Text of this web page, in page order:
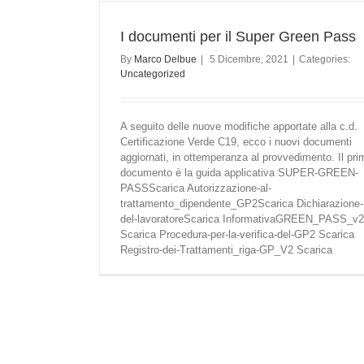
I documenti per il Super Green Pass
By Marco Delbue 5 Dicembre, 2021
Categories:
Uncategorized
A seguito delle nuove modifiche apportate alla c.d.
Certificazione Verde C19, ecco i nuovi documenti
aggiornati, in ottemperanza al provvedimento. Il
documento è la guida applicativa SUPER-GREEN-
PASSScarica Autorizzazione-al-
trattamento_dipendente_GP2Scarica Dichiarazione-
del-lavoratoreScarica InformativaGREEN_PASS_v2
Scarica Procedura-per-la-verifica-del-GP2 Scarica
Registro-dei-Trattamenti_riga-GP_V2 Scarica